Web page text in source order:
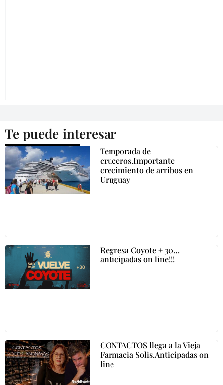
Te puede interesar
Temporada de
cruceros.Importante
crecimiento de arribos en
Uruguay
Regresa Coyote + 30…
anticipadas on line!!!
CONTACTOS llega a la Vieja
Farmacia Solis.Anticipadas on
line